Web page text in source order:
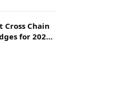
Cross Chain
for 2025:
Across